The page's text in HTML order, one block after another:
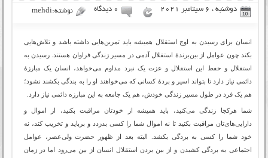
دوشنبه ، 6 سپتامبر 2021 ۰ دیدگاه نوشته:mehdi
انسان برای رسیدن به اوج استقلال همیشه باید تمرین‌هایی داشته باشد و تلاش‌هایی
بکند چون عوامل از بین‌برندۀ استقلال آدمی در مسیر زندگی فراوان هستند. رسیدن به
استقلال و حفظ این استقلال و عزت یک نبرد مداوم می‌خواهد، انسان یک مبارزۀ
دائمی نیاز دارد تا بتواند اسیر و بردۀ کسانی که می‌خواهند او را به بندگی بکشند نشود؛
هم یک فرد در طول مسیر زندگی خودش، هم یک جامعه به این مبارزه دائمی نیاز دارد.
شما هرکجا زندگی می‌کنید، باید همیشه از خودتان مراقبت بکنید، از اموال و
دارایی‌های‌تان مراقبت بکنید تا نه اموال شما را کسی بدزدد و برباید و تخریب کند، نه
خود شما را کسی به بردگی بکشد. البته بعد از ظهور حضرت ولی‌عصر، عوامل
اجتماعی به بردگی کشیدن و از بین بردن استقلال انسان از بین می‌رود اما در زمان